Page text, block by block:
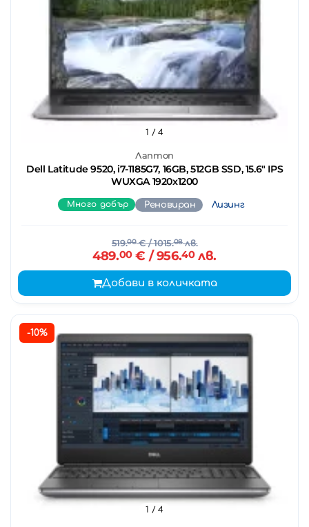
Лаптоп
Dell Latitude 9520, i7-1185G7, 16GB, 512GB SSD, 15.6" IPS
WUXGA 1920x1200
1 / 4
Много добър Реновиран Лизинг
519.00€/ 1015.08лв.
489.00€ / 956.40лв.
Добави в количката
-10%
1 / 4